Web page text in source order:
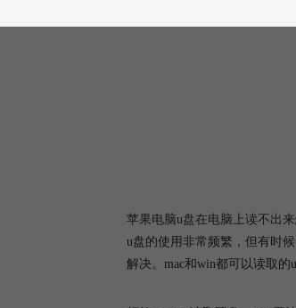
苹果电脑u盘在电脑上读不出
u盘的使用非常频繁，但有时
解决。mac和win都可以读取的